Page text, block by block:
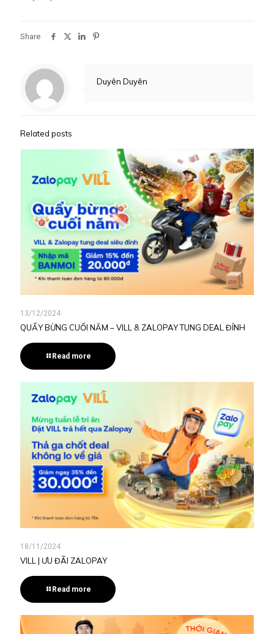
Share
Duyên Duyên
Related posts
13/12/2024
QUẨY BỪNG CUỐI NĂM – VILL & ZALOPAY TUNG DEAL ĐỈNH
Read more
18/11/2024
VILL | ƯU ĐÃI ZALOPAY
Read more